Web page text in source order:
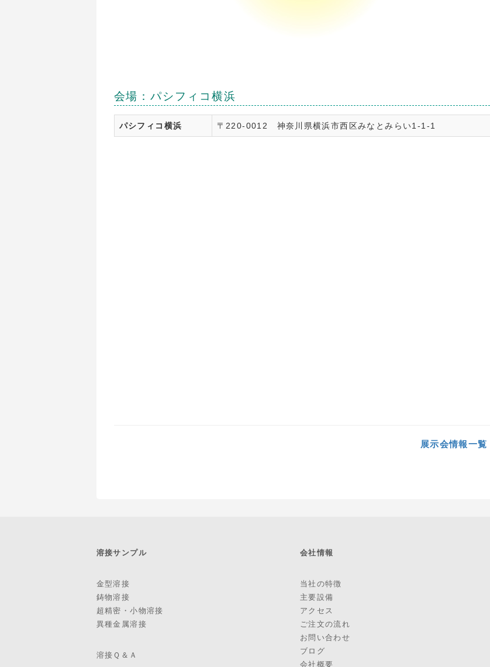
会場：パシフィコ横浜
パシフィコ横浜 〒220-0012 神奈川県横浜市西区みなとみらい1-1-1
展示会情報一覧
溶接サンプル
金型溶接
鋳物溶接
超精密・小物溶接
異種金属溶接
溶接Ｑ＆Ａ
会社情報
当社の特徴
主要設備
アクセス
ご注文の流れ
お問い合わせ
ブログ
会社概要